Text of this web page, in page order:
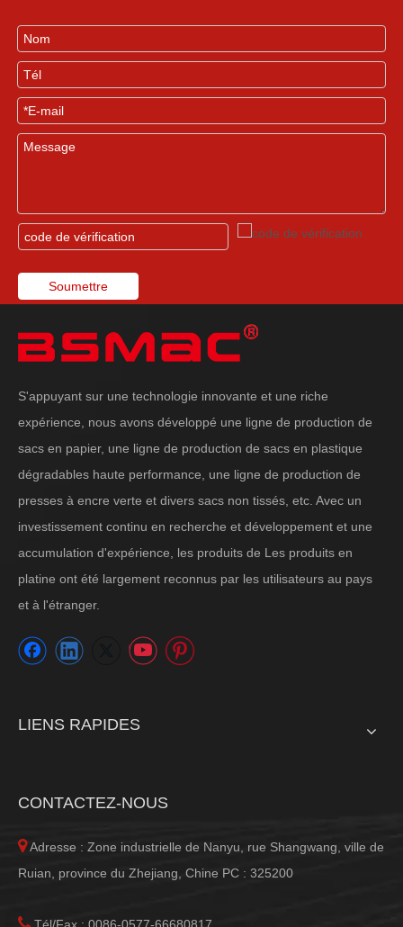
Soumettre
S'appuyant sur une technologie innovante et une riche
expérience, nous avons développé une ligne de production de
sacs en papier, une ligne de production de sacs en plastique
dégradables haute performance, une ligne de production de
presses à encre verte et divers sacs non tissés, etc. Avec un
investissement continu en recherche et développement et une
accumulation d'expérience, les produits de Les produits en
platine ont été largement reconnus par les utilisateurs au pays
et à l'étranger.
LIENS RAPIDES
CONTACTEZ-NOUS
Adresse : Zone industrielle de Nanyu, rue Shangwang, ville de
Ruian, province du Zhejiang, Chine PC : 325200
